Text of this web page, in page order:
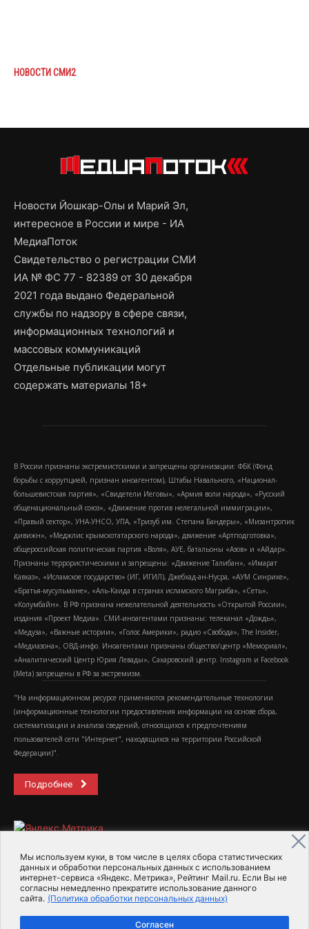
Мы используем куки, в том числе в целях сбора статистических
данных и обработки персональных данных с использованием
интернет-сервиса «Яндекс. Метрика», Рейтинг Mail.ru. Если Вы не
согласны немедленно прекратите использование данного
сайта. (Политика обработки персональных данных)
Согласен
НОВОСТИ СМИ2
Новости Йошкар-Олы и Марий Эл,
интересное в России и мире - ИА
МедиаПоток
Свидетельство о регистрации СМИ
ИА № ФС 77 - 82389 от 30 декабря
2021 года выдано Федеральной
службы по надзору в сфере связи,
информационных технологий и
массовых коммуникаций
Отдельные публикации могут
содержать материалы 18+
В России признаны экстремистскими и запрещены организации: ФБК (Фонд
борьбы с коррупцией, признан иноагентом), Штабы Навального, «Национал-
большевистская партия», «Свидетели Иеговы», «Армия воли народа», «Русский
общенациональный союз», «Движение против нелегальной иммиграции»,
«Правый сектор», УНА-УНСО, УПА, «Тризуб им. Степана Бандеры», «Мизантропик
дивижн», «Меджлис крымскотатарского народа», движение «Артподготовка»,
общероссийская политическая партия «Воля», АУЕ, батальоны «Азов» и «Айдар».
Признаны террористическими и запрещены: «Движение Талибан», «Имарат
Кавказ», «Исламское государство» (ИГ, ИГИЛ), Джебхад-ан-Нусра, «АУМ Синрике»,
«Братья-мусульмане», «Аль-Каида в странах исламского Магриба», «Сеть»,
«Колумбайн». В РФ признана нежелательной деятельность «Открытой России»,
издания «Проект Медиа». СМИ-иноагентами признаны: телеканал «Дождь»,
«Медуза», «Важные истории», «Голос Америки», радио «Свобода», The Insider,
«Медиазона», ОВД-инфо. Иноагентами признаны общество/центр «Мемориал»,
«Аналитический Центр Юрия Левады», Сахаровский центр. Instagram и Facebook
(Metа) запрещены в РФ за экстремизм.
"На информационном ресурсе применяются рекомендательные технологии
(информационные технологии предоставления информации на основе сбора,
систематизации и анализа сведений, относящихся к предпочтениям
пользователей сети "Интернет", находящихся на территории Российской
Федерации)".
Подробнее
2015-2026- Информационное агентство МедиаПоток
Для справки Об издании
Пользовательское соглашение